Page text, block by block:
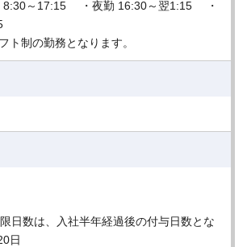
8:30～17:15 ・夜勤 16:30～翌1:15 ・
ト制の勤務となります。
日数は、入社半年経過後の付与日数とな
日